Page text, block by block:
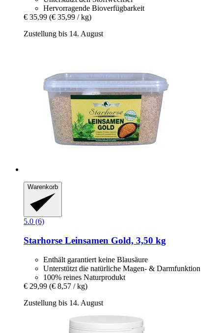
Hervorragende Bioverfügbarkeit
€ 35,99 (€ 35,99 / kg)
Zustellung bis 14. August
Warenkorb
5.0 (6)
Starhorse Leinsamen Gold, 3,50 kg
Enthält garantiert keine Blausäure
Unterstützt die natürliche Magen- & Darmfunktion
100% reines Naturprodukt
€ 29,99 (€ 8,57 / kg)
Zustellung bis 14. August